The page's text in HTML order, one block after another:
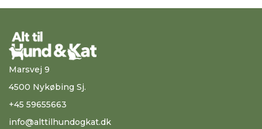
Marsvej 9
4500 Nykøbing Sj.
+45 59655663
info@alttilhundogkat.dk